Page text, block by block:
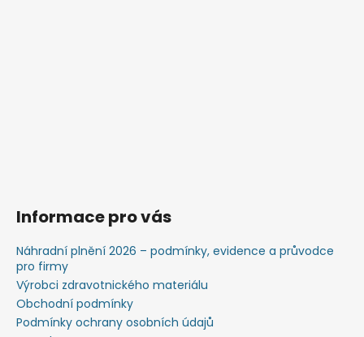
Informace pro vás
Náhradní plnění 2026 – podmínky, evidence a průvodce
pro firmy
Výrobci zdravotnického materiálu
Obchodní podmínky
Podmínky ochrany osobních údajů